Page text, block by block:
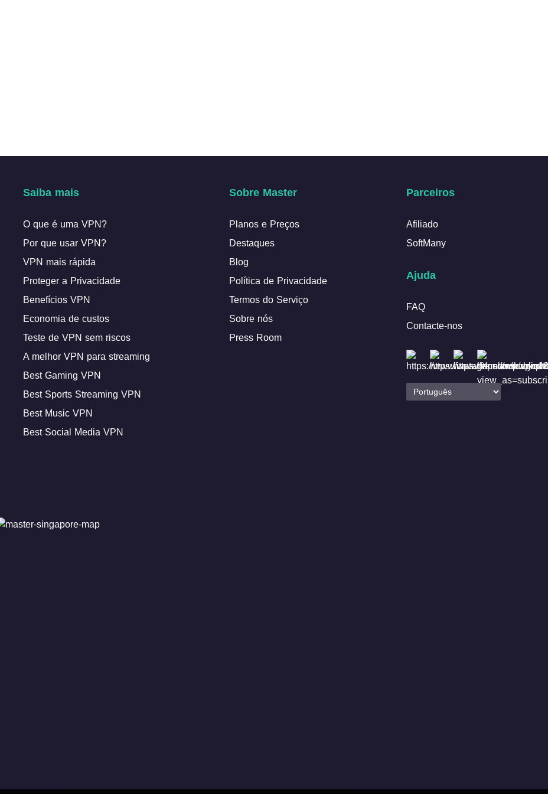
Saiba mais
O que é uma VPN?
Por que usar VPN?
VPN mais rápida
Proteger a Privacidade
Benefícios VPN
Economia de custos
Teste de VPN sem riscos
A melhor VPN para streaming
Best Gaming VPN
Best Sports Streaming VPN
Best Music VPN
Best Social Media VPN
Sobre Master
Planos e Preços
Destaques
Blog
Política de Privacidade
Termos do Serviço
Sobre nós
Press Room
Parceiros
Afiliado
SoftMany
Ajuda
FAQ
Contacte-nos